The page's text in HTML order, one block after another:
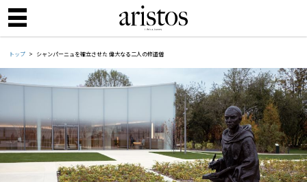
トップ シャンパーニュを確立させた 偉大なる二人の修道僧